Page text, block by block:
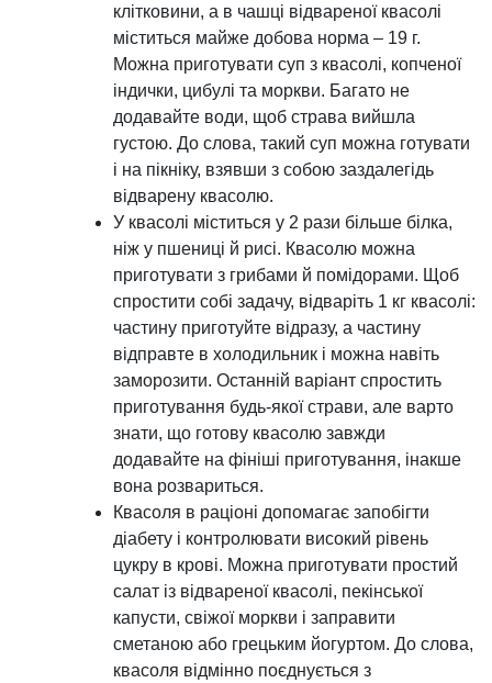
клітковини, а в чашці відвареної квасолі
міститься майже добова норма – 19 г.
Можна приготувати суп з квасолі, копченої
індички, цибулі та моркви. Багато не
додавайте води, щоб страва вийшла
густою. До слова, такий суп можна готувати
і на пікніку, взявши з собою заздалегідь
відварену квасолю.
У квасолі міститься у 2 рази більше білка,
ніж у пшениці й рисі. Квасолю можна
приготувати з грибами й помідорами. Щоб
спростити собі задачу, відваріть 1 кг квасолі:
частину приготуйте відразу, а частину
відправте в холодильник і можна навіть
заморозити. Останній варіант спростить
приготування будь-якої страви, але варто
знати, що готову квасолю завжди
додавайте на фініші приготування, інакше
вона розвариться.
Квасоля в раціоні допомагає запобігти
діабету і контролювати високий рівень
цукру в крові. Можна приготувати простий
салат із відвареної квасолі, пекінської
капусти, свіжої моркви і заправити
сметаною або грецьким йогуртом. До слова,
квасоля відмінно поєднується з